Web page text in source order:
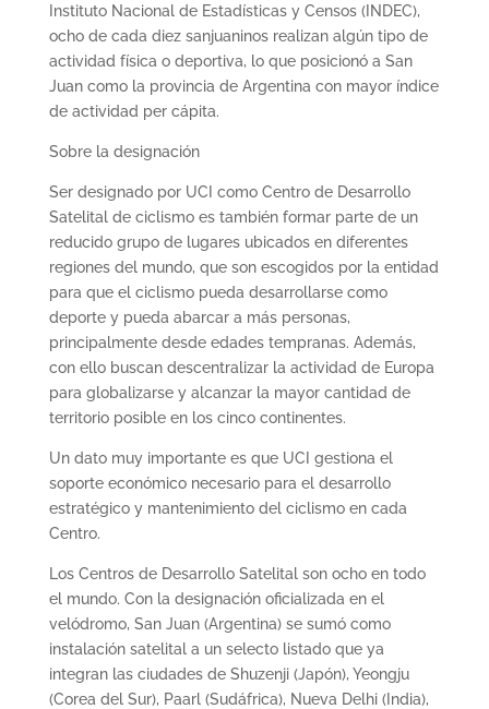
Instituto Nacional de Estadísticas y Censos (INDEC),
ocho de cada diez sanjuaninos realizan algún tipo de
actividad física o deportiva, lo que posicionó a San
Juan como la provincia de Argentina con mayor índice
de actividad per cápita.
Sobre la designación
Ser designado por UCI como Centro de Desarrollo
Satelital de ciclismo es también formar parte de un
reducido grupo de lugares ubicados en diferentes
regiones del mundo, que son escogidos por la entidad
para que el ciclismo pueda desarrollarse como
deporte y pueda abarcar a más personas,
principalmente desde edades tempranas. Además,
con ello buscan descentralizar la actividad de Europa
para globalizarse y alcanzar la mayor cantidad de
territorio posible en los cinco continentes.
Un dato muy importante es que UCI gestiona el
soporte económico necesario para el desarrollo
estratégico y mantenimiento del ciclismo en cada
Centro.
Los Centros de Desarrollo Satelital son ocho en todo
el mundo. Con la designación oficializada en el
velódromo, San Juan (Argentina) se sumó como
instalación satelital a un selecto listado que ya
integran las ciudades de Shuzenji (Japón), Yeongju
(Corea del Sur), Paarl (Sudáfrica), Nueva Delhi (India),